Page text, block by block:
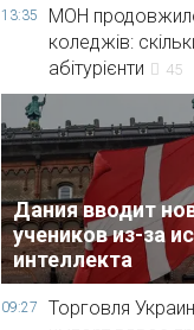
13:35
МОН
коледжів:
абітурієнти
45
Дания вводит
учеников из-за
интеллекта
09:27
Торговля